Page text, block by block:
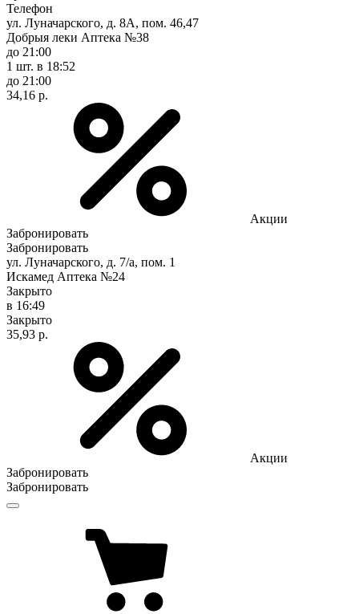
Телефон
ул. Луначарского, д. 8А, пом. 46,47
Добрыя леки Аптека №38
до 21:00
1 шт. в 18:52
до 21:00
34,16 р.
Акции
Забронировать
Забронировать
ул. Луначарского, д. 7/а, пом. 1
Искамед Аптека №24
Закрыто
в 16:49
Закрыто
35,93 р.
Акции
Забронировать
Забронировать